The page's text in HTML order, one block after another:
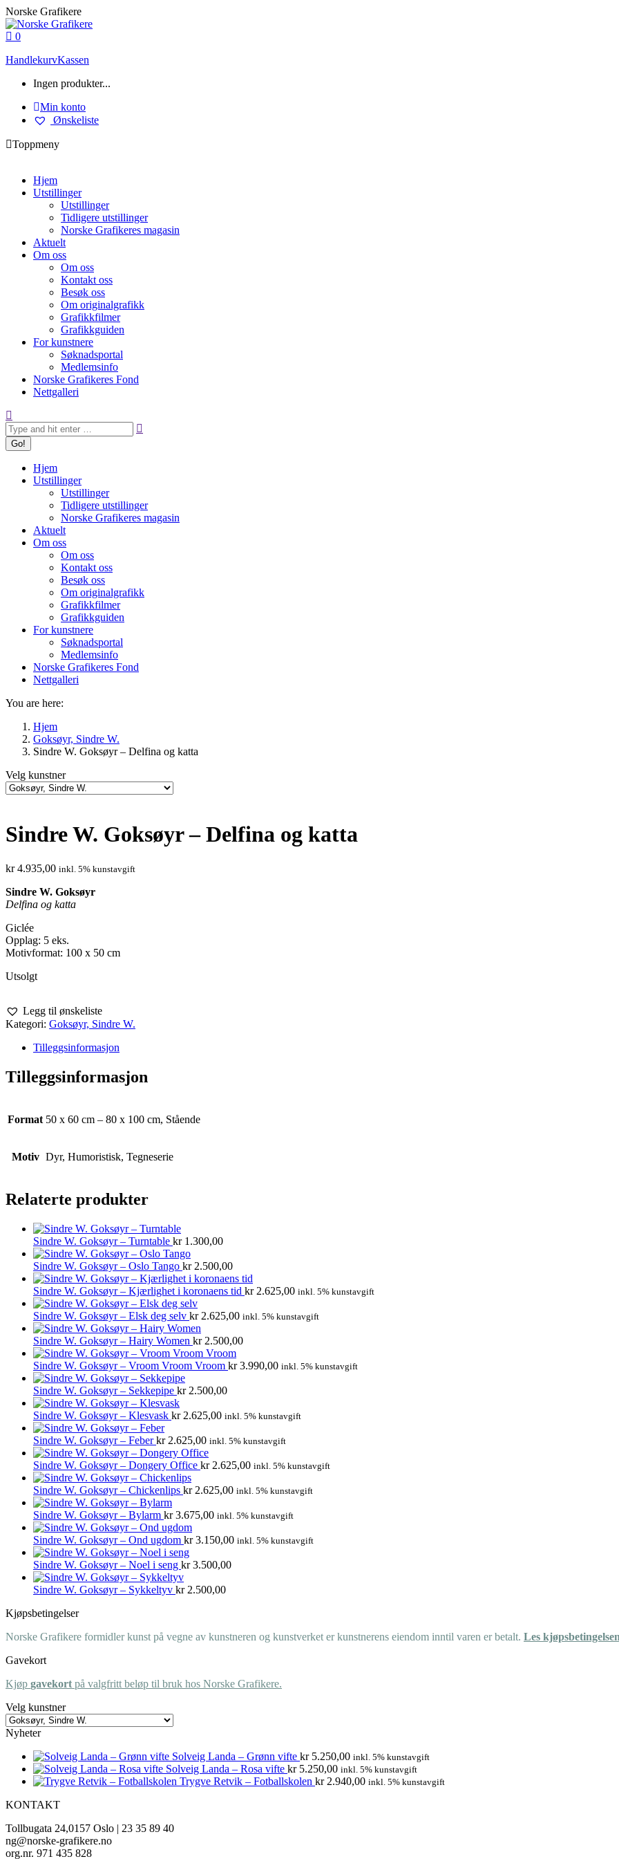
Skip
to
content
Norske Grafikere
0
HandlekurvKassen
Ingen produkter...
Min konto
Ønskeliste
Toppmeny
Hjem
Utstillinger
Utstillinger
Tidligere utstillinger
Norske Grafikeres magasin
Aktuelt
Om oss
Om oss
Kontakt oss
Besøk oss
Om originalgrafikk
Grafikkfilmer
Grafikkguiden
For kunstnere
Søknadsportal
Medlemsinfo
Norske Grafikeres Fond
Nettgalleri
Search:
Hjem
Utstillinger
Utstillinger
Tidligere utstillinger
Norske Grafikeres magasin
Aktuelt
Om oss
Om oss
Kontakt oss
Besøk oss
Om originalgrafikk
Grafikkfilmer
Grafikkguiden
For kunstnere
Søknadsportal
Medlemsinfo
Norske Grafikeres Fond
Nettgalleri
You are here:
Hjem
Goksøyr, Sindre W.
Sindre W. Goksøyr – Delfina og katta
Velg kunstner
Sindre W. Goksøyr – Delfina og katta
kr4.935,00 inkl. 5% kunstavgift
Sindre W. Goksøyr
Delfina og katta
Giclée
Opplag: 5 eks.
Motivformat: 100 x 50 cm
Utsolgt
Legg til ønskeliste
Kategori: Goksøyr, Sindre W.
Tilleggsinformasjon
Tilleggsinformasjon
Format 50 x 60 cm – 80 x 100 cm, Stående
Motiv Dyr, Humoristisk, Tegneserie
Relaterte produkter
Sindre W. Goksøyr – Turntable kr1.300,00
Sindre W. Goksøyr – Oslo Tango kr2.500,00
Sindre W. Goksøyr – Kjærlighet i koronaens tid kr2.625,00 inkl. 5% kunstavgift
Sindre W. Goksøyr – Elsk deg selv kr2.625,00 inkl. 5% kunstavgift
Sindre W. Goksøyr – Hairy Women kr2.500,00
Sindre W. Goksøyr – Vroom Vroom Vroom kr3.990,00 inkl. 5% kunstavgift
Sindre W. Goksøyr – Sekkepipe kr2.500,00
Sindre W. Goksøyr – Klesvask kr2.625,00 inkl. 5% kunstavgift
Sindre W. Goksøyr – Feberkr2.625,00 inkl. 5% kunstavgift
Sindre W. Goksøyr – Dongery Office kr2.625,00 inkl. 5% kunstavgift
Sindre W. Goksøyr – Chickenlips kr2.625,00 inkl. 5% kunstavgift
Sindre W. Goksøyr – Bylarm kr3.675,00 inkl. 5% kunstavgift
Sindre W. Goksøyr – Ond ugdom kr3.150,00 inkl. 5% kunstavgift
Sindre W. Goksøyr – Noel i seng kr3.500,00
Sindre W. Goksøyr – Sykkeltyv kr2.500,00
Kjøpsbetingelser
Norske Grafikere formidler kunst på vegne av kunstneren og kunstverket er kunstnerens eiendom inntil varen er betalt. Les
Gavekort
Kjøp gavekort på valgfritt beløp til bruk hos Norske Grafikere.
Velg kunstner
Nyheter
Solveig Landa – Grønn vifte kr5.250,00 inkl. 5% kunstavgift
Solveig Landa – Rosa vifte kr5.250,00 inkl. 5% kunstavgift
Trygve Retvik – Fotballskolen kr2.940,00 inkl. 5% kunstavgift
KONTAKT
Tollbugata 24,0157 Oslo | 23 35 89 40
ng@norske-grafikere.no
org.nr. 971 435 828